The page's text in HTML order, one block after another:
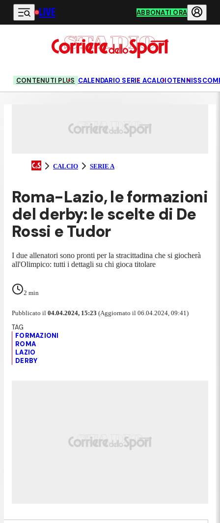
Vai al contenuto principale
LIVE ABBONATI ORA
CONTENUTI PLUS CALENDARIO SERIE ACALCIOTENNIS
CALCIO SERIE A
Roma-Lazio, le formazioni
del derby: le scelte di De
Rossi e Tudor
I due allenatori sono pronti per la stracittadina che si giocherà
all'Olimpico: tutti i dettagli su chi gioca titolare
2 min
Pubblicato il 04.04.2024, 15:23 (Aggiornato il 06.04.2024, 09:41)
FORMAZIONI
ROMA
LAZIO
DERBY